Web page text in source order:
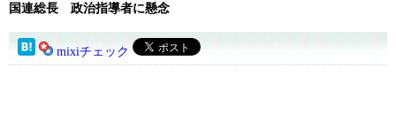
国連総長 政治指導者に懸念
mixiチェック